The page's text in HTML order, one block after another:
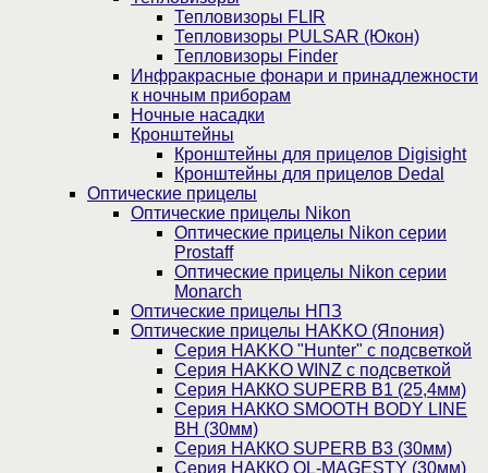
Тепловизоры FLIR
Тепловизоры PULSAR (Юкон)
Тепловизоры Finder
Инфракрасные фонари и принадлежности
к ночным приборам
Ночные насадки
Кронштейны
Кронштейны для прицелов Digisight
Кронштейны для прицелов Dedal
Оптические прицелы
Оптические прицелы Nikon
Оптические прицелы Nikon серии
Prostaff
Оптические прицелы Nikon серии
Monarch
Оптические прицелы НПЗ
Оптические прицелы HAKKO (Япония)
Cерия HAKKO "Hunter" с подсветкой
Серия НAKKO WINZ с подсветкой
Серия НАККО SUPERB B1 (25,4мм)
Серия НАККО SMOOTH BODY LINE
BH (30мм)
Серия НАККО SUPERB B3 (30мм)
Серия НАККО OL-MAGESTY (30мм)